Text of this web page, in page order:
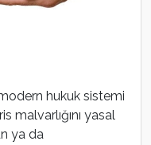
hukuk sistemi
malvarlığını yasal
ya da